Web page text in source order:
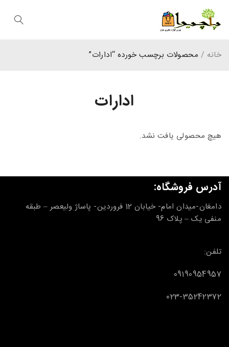
ادارات
خانه / محصولات برچسب خورده “ادارات”
هیچ محصولی یافت نشد.
آدرس فروشگاه:
دامغان-میدان امام- خیابان 12 فروردین- پاساژ ولیعصر – طبقه
منفی یک – پلاک 96
تلفن:
09190954957
023-35242372